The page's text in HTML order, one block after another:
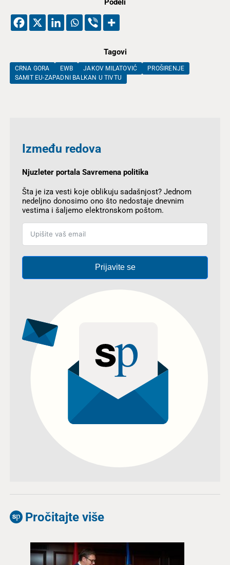
Podeli
Tagovi
CRNA GORA EWB JAKOV MILATOVIĆ
PROŠIRENJE
SAMIT EU-ZAPADNI BALKAN U TIVTU
Između redova
Njuzleter portala Savremena politika
Šta je iza vesti koje oblikuju sadašnjost? Jednom
nedeljno donosimo ono što nedostaje dnevnim
vestima i šaljemo elektronskom poštom.
Prijavite se
Pročitajte više